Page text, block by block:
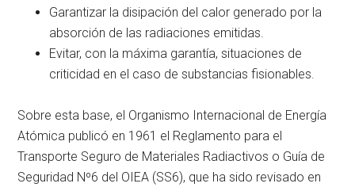
Garantizar la disipación del calor generado por la
absorción de las radiaciones emitidas.
Evitar, con la máxima garantía, situaciones de
criticidad en el caso de substancias fisionables.
Sobre esta base, el Organismo Internacional de Energía
Atómica publicó en 1961 el Reglamento para el
Transporte Seguro de Materiales Radiactivos o Guía de
Seguridad Nº6 del OIEA (SS6), que ha sido revisado en